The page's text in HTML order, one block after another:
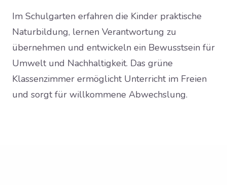
Im Schulgarten erfahren die Kinder praktische
Naturbildung, lernen Verantwortung zu
übernehmen und entwickeln ein Bewusstsein für
Umwelt und Nachhaltigkeit. Das grüne
Klassenzimmer ermöglicht Unterricht im Freien
und sorgt für willkommene Abwechslung.